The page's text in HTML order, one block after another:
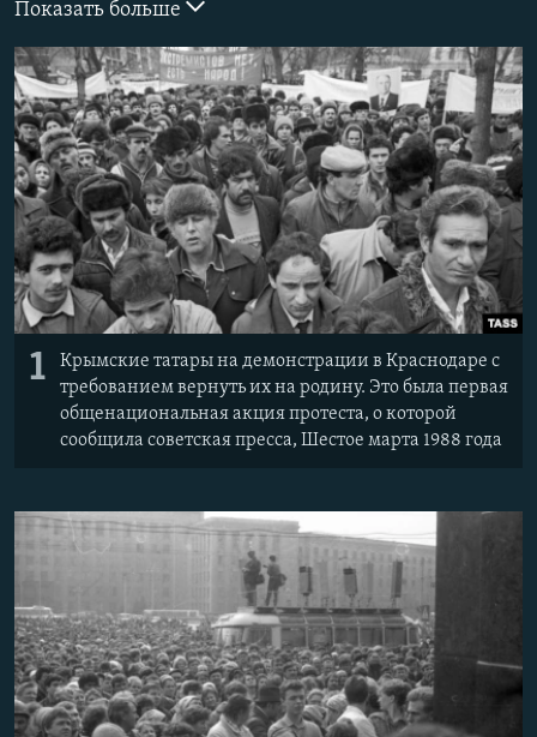
КРЫМ.НЕПОКОРЕННЫЙ
ELIFBE
УКРАИНСКАЯ ПРОБЛЕМА КРЫМА
ПРИСОЕДИНЯЙТЕСЬ!
Все сайты RFE/RL
Показать больше
1
Крымские татары на демонстрации в Краснодаре с
требованием вернуть их на родину. Это была первая
общенациональная акция протеста, о которой
сообщила советская пресса, Шестое марта 1988 года